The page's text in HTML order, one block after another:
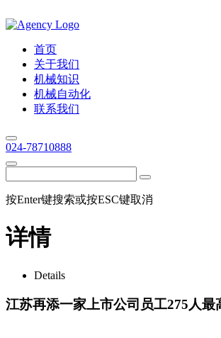
首页
关于我们
机械知识
机械自动化
联系我们
024-78710888
按Enter键搜索或按ESC键取消
详情
Details
江苏再添一家上市公司员工275人最